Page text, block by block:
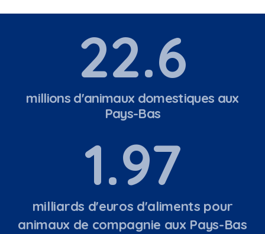
22.6
millions d'animaux domestiques aux
Pays-Bas
1.97
milliards d'euros d'aliments pour
animaux de compagnie aux Pays-Bas